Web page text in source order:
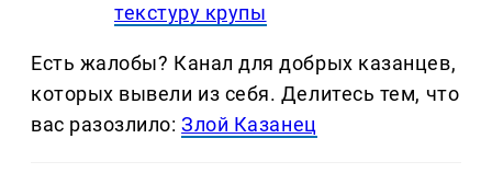
текстуру крупы
Есть жалобы? Канал для добрых казанцев,
которых вывели из себя. Делитеcь тем, что
вас разозлило:Злой Казанец